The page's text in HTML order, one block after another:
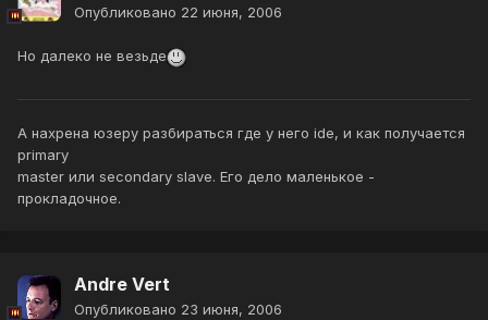
Опубликовано 22 июня, 2006
Но далеко не везьде
А нахрена юзеру разбираться где у него ide, и как получается
primary
master или secondary slave. Его дело маленькое -
прокладочное.
Andre Vert
Опубликовано 23 июня, 2006